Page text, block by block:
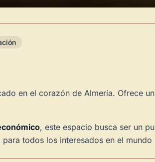
en el corazón de Almería. Ofrece
, este espacio busca ser un
todos los interesados en el mundo